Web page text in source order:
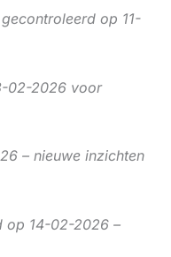
op 11-
02-2026 voor
– nieuwe inzichten
op 14-02-2026 –